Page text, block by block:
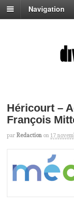
Navigation
Héricourt –
François
par Redaction on 17